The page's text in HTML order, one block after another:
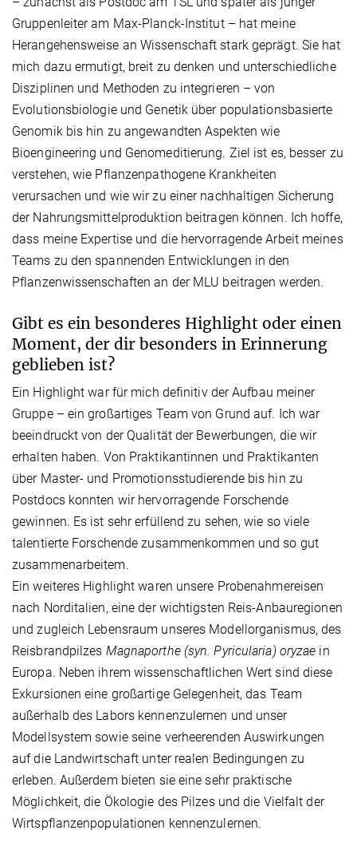
Gruppenleiter am Max-Planck-Institut – hat meine
Herangehensweise an Wissenschaft stark geprägt. Sie hat
mich dazu ermutigt, breit zu denken und unterschiedliche
Disziplinen und Methoden zu integrieren – von
Evolutionsbiologie und Genetik über populationsbasierte
Genomik bis hin zu angewandten Aspekten wie
Bioengineering und Genomeditierung. Ziel ist es, besser zu
verstehen, wie Pflanzenpathogene Krankheiten
verursachen und wie wir zu einer nachhaltigen Sicherung
der Nahrungsmittelproduktion beitragen können. Ich hoffe,
dass meine Expertise und die hervorragende Arbeit meines
Teams zu den spannenden Entwicklungen in den
Pflanzenwissenschaften an der MLU beitragen werden.
Gibt es ein besonderes Highlight oder einen
Moment, der dir besonders in Erinnerung
geblieben ist?
Ein Highlight war für mich definitiv der Aufbau meiner
Gruppe – ein großartiges Team von Grund auf. Ich war
beeindruckt von der Qualität der Bewerbungen, die wir
erhalten haben. Von Praktikantinnen und Praktikanten
über Master- und Promotionsstudierende bis hin zu
Postdocs konnten wir hervorragende Forschende
gewinnen. Es ist sehr erfüllend zu sehen, wie so viele
talentierte Forschende zusammenkommen und so gut
zusammenarbeitem.
Ein weiteres Highlight waren unsere Probenahmereisen
nach Norditalien, eine der wichtigsten Reis-Anbauregionen
und zugleich Lebensraum unseres Modellorganismus, des
Reisbrandpilzes Magnaporthe (syn. Pyricularia) oryzae in
Europa. Neben ihrem wissenschaftlichen Wert sind diese
Exkursionen eine großartige Gelegenheit, das Team
außerhalb des Labors kennenzulernen und unser
Modellsystem sowie seine verheerenden Auswirkungen
auf die Landwirtschaft unter realen Bedingungen zu
erleben. Außerdem bieten sie eine sehr praktische
Möglichkeit, die Ökologie des Pilzes und die Vielfalt der
Wirtspflanzenpopulationen kennenzulernen.